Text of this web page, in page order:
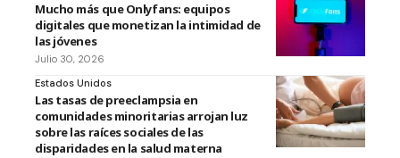
Mucho más que Onlyfans: equipos
digitales que monetizan la intimidad de
las jóvenes
Julio 30, 2026
Estados Unidos
Las tasas de preeclampsia en
comunidades minoritarias arrojan luz
sobre las raíces sociales de las
disparidades en la salud materna